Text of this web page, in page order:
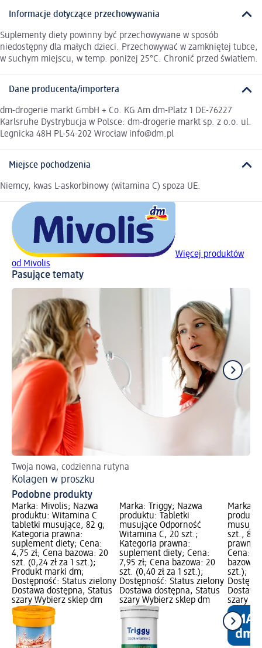
Informacje dotyczące przechowywania
Suplementy diety powinny być przechowywane w sposób
niedostępny dla małych dzieci. Przechowywać w zamkniętej tubce,
w suchym miejscu, w temp. poniżej 25°C. Chronić przed światłem.
Dane producenta/importera
dm-drogerie markt GmbH + Co. KG Am dm-Platz 1 DE-76227
Karlsruhe Dystrybucja w Polsce: dm-drogerie markt sp. z o.o. ul.
Legnicka 48H PL-54-202 Wrocław info@dm.pl
Miejsce pochodzenia
Niemcy, kwas L-askorbinowy (witamina C) spoza UE.
Więcej produktów
od Mivolis
Pasujące tematy
Twoja nowa, codzienna rutyna
Kolagen w proszku
Podobne produkty
Marka: Mivolis; Nazwa
produktu: Witamina C
tabletki musujące, 82 g;
Kategoria prawna:
suplement diety; Cena:
4,75 zł; Cena bazowa: 20
szt. (0,24 zł za 1 szt.);
Produkt marki dm;
Dostępność: Status zielony
Dostawa dostępna, Status
szary Wybierz sklep dm
Marka: Triggy; Nazwa
produktu: Tabletki
musujące Odporność
Witamina C, 20 szt.;
Kategoria prawna:
suplement diety; Cena:
7,95 zł; Cena bazowa: 20
szt. (0,40 zł za 1 szt.);
Dostępność: Status zielony
Dostawa dostępna, Status
szary Wybierz sklep dm
Marka:
szt., 80
prawna:
Cena:
bazowa:
szt.);
szary